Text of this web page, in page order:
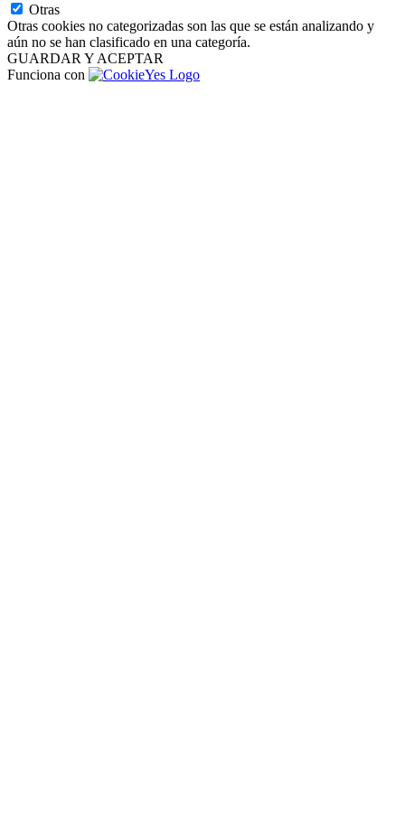
Otras
Otras cookies no categorizadas son las que se están analizando y
aún no se han clasificado en una categoría.
GUARDAR Y ACEPTAR
Funciona con